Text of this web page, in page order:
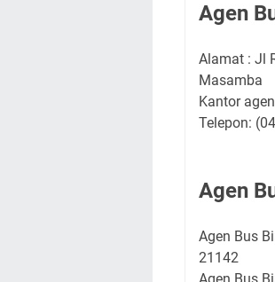
Agen
Alamat : Jl
Masamba
Kantor
Telepon:
Agen
Agen Bus
21142